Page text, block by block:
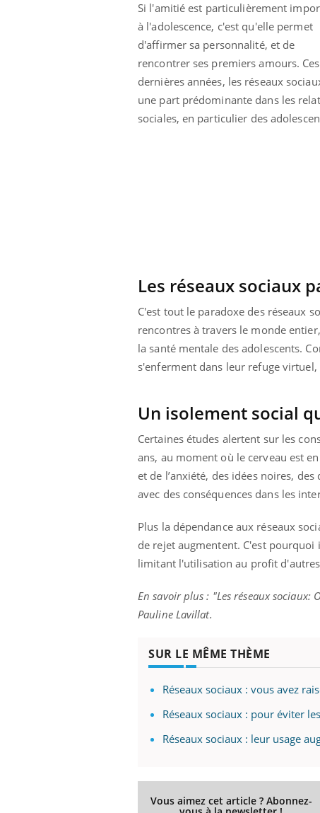
Si l'amitié est particulièrement
à l'adolescence, c'est qu'elle permet
d'affirmer sa personnalité, et de
rencontrer ses premiers amours. Ces
dernières années, les réseaux
une part prédominante dans les
sociales, en particulier des
Les réseaux sociaux
C'est tout le paradoxe des réseaux
rencontres à travers le monde
la santé mentale des adolescents.
s'enferment dans leur refuge
Un isolement social
Certaines études alertent sur les
ans, au moment où le cerveau est
et de l’anxiété, des idées noires,
avec des conséquences dans les
Plus la dépendance aux réseaux
de rejet augmentent. C'est pourquoi
limitant l'utilisation au profit
En savoir plus : "Les réseaux
Pauline Lavillat.
SUR LE MÊME THÈME
Réseaux sociaux : vous avez
Réseaux sociaux : pour éviter
Réseaux sociaux : leur usage
Vous aimez cet article ? Abonnez-
Hantavirus : un cas
détecté chez un touriste
en France
Mortalité infantile : un